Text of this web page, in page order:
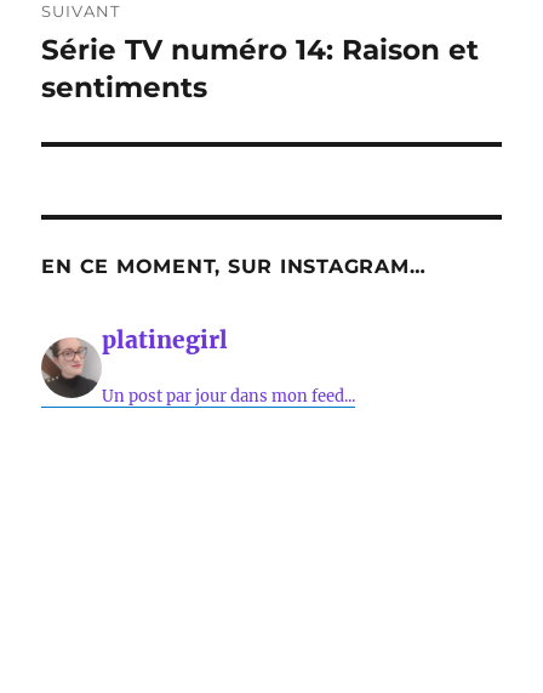
SUIVANT
Publication
suivante :
Série TV numéro 14: Raison et
sentiments
EN CE MOMENT, SUR INSTAGRAM…
platinegirl
Un post par jour dans mon feed...